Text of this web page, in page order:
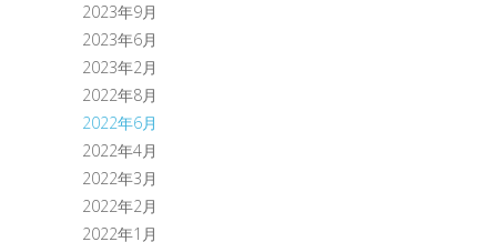
2023年9月
2023年6月
2023年2月
2022年8月
2022年6月
2022年4月
2022年3月
2022年2月
2022年1月